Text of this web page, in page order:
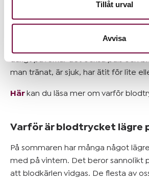
Dessa kan i sin tur kombinera
information som du har tillhandahållit
samlat in när du har använt deras
Tillåt urval
Avvisa
nervsystemet. Huruvida kroppen
eller under ansträngning påverkar
blodtrycket. Till exempel spelar
dåligt påverkar det också puls och
man tränat, är sjuk, har ätit för lite
Här kan du läsa mer om varför
Varför är blodtrycket lägre
På sommaren har många något
med på vintern. Det beror sannolikt
att blodkärlen vidgas. De flesta av